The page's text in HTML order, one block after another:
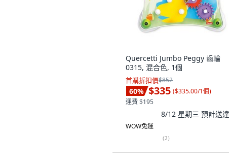
Quercetti Jumbo Peggy 齒輪
0315, 混合色, 1個
首購折扣價$852
60% $335 ($335.00/1個)
運費 $195
8/12 星期三 預計送達
WOW免運
(2)